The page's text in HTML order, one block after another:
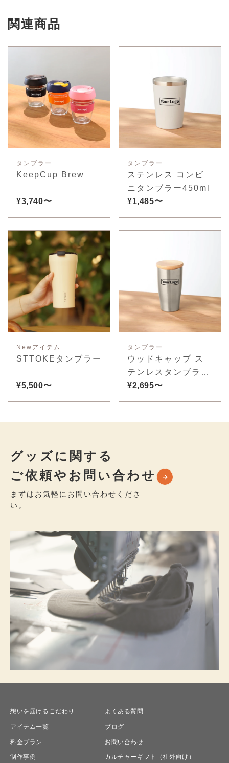
関連商品
タンブラー
KeepCup Brew
¥3,740〜
タンブラー
ステンレス コンビ
ニタンブラー450ml
¥1,485〜
Newアイテム
STTOKEタンブラー
¥5,500〜
タンブラー
ウッドキャップ ス
テンレスタンブラー
350ml
¥2,695〜
グッズに関する
ご依頼やお問い合わせ
まずはお気軽にお問い合わせくださ
い。
想いを届けるこだわり
アイテム一覧
料金プラン
制作事例
よくある質問
ブログ
お問い合わせ
カルチャーギフト（社外向け）